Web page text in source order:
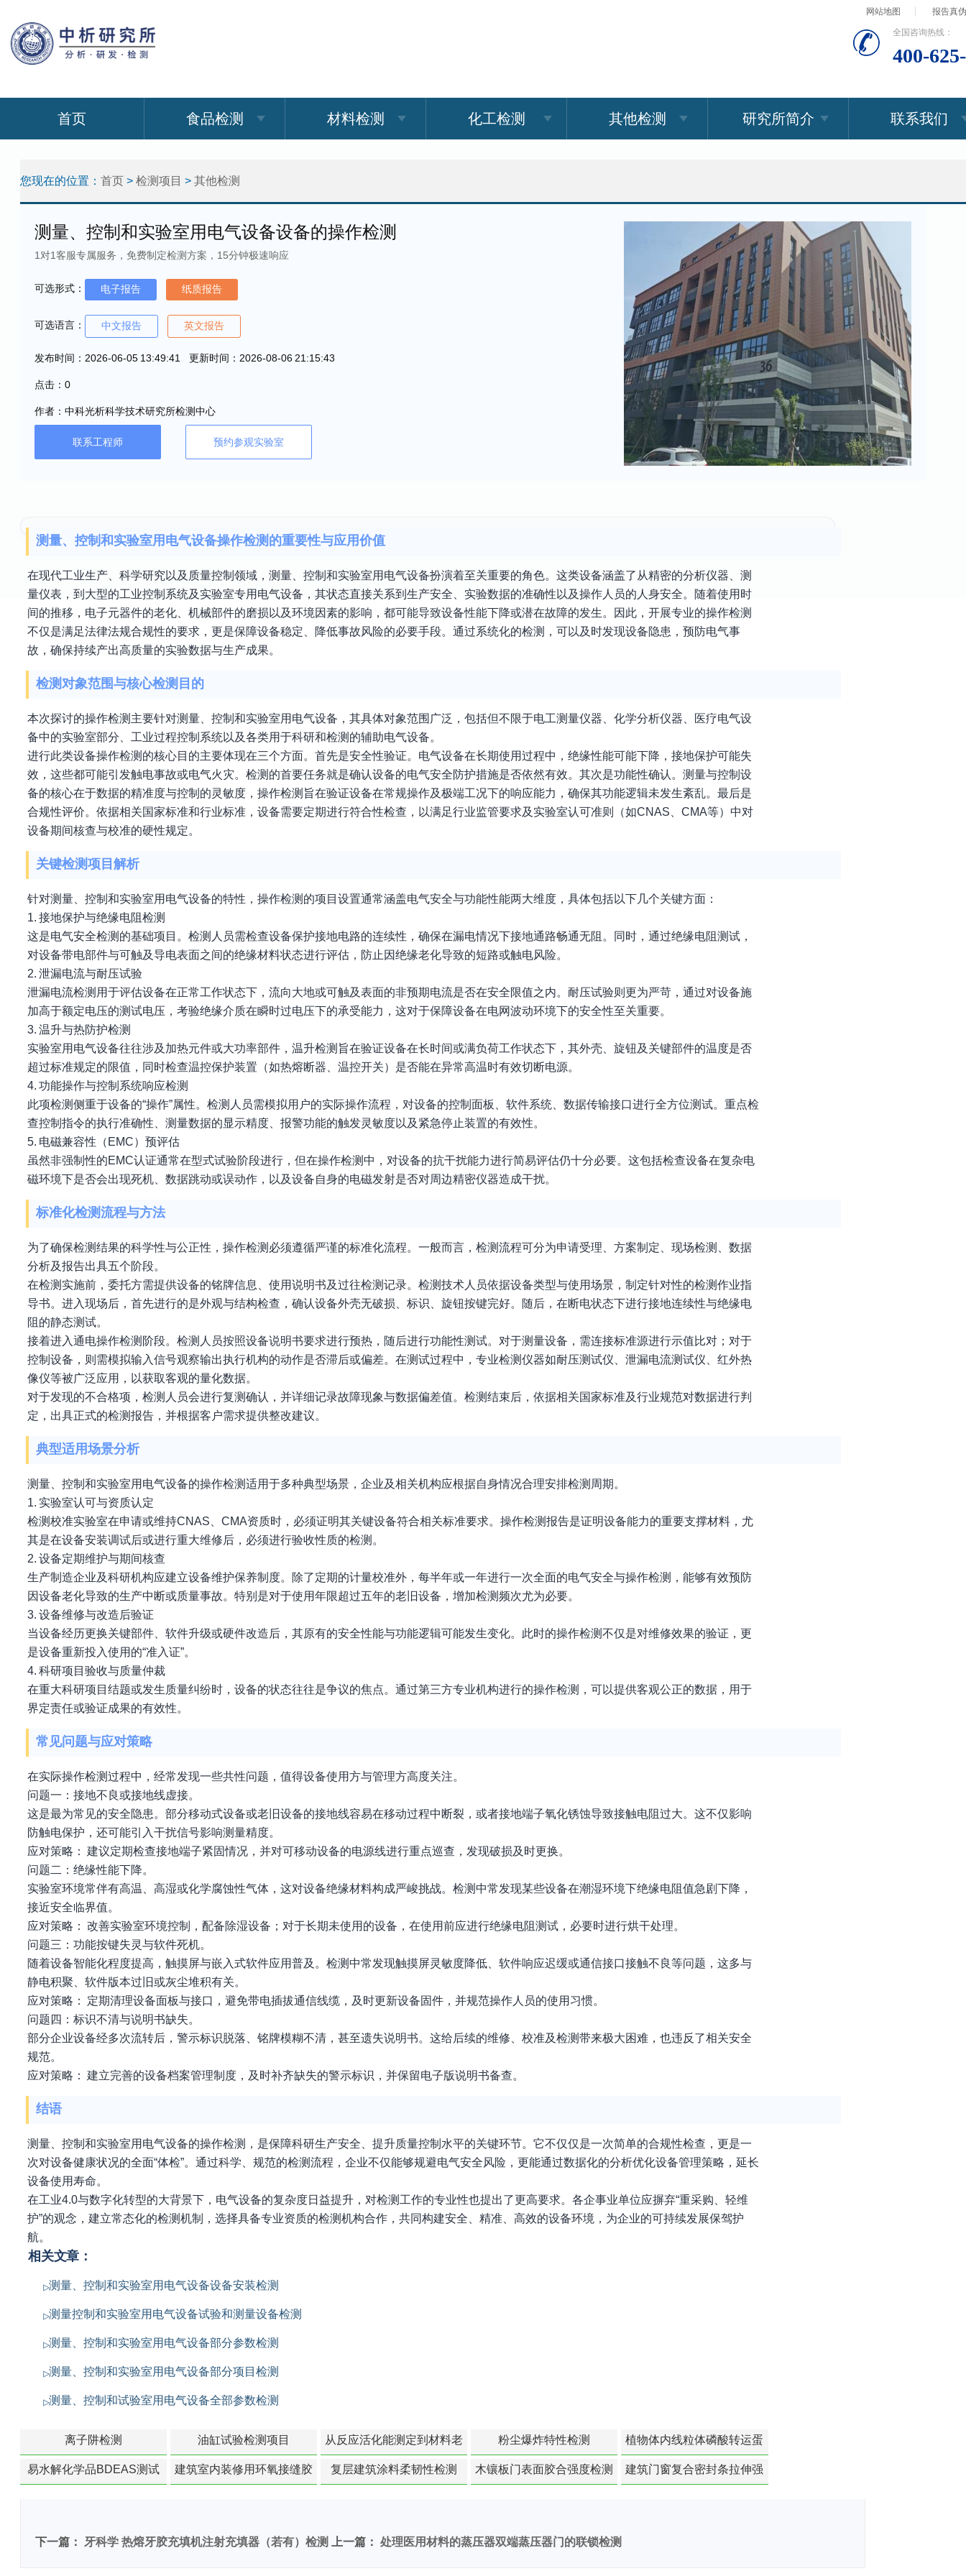
网站地图 报告真
全国咨询热线：
400-
首页 食品检测 材料检测 化工检测 其他检测 研究所简介 联系我们
您现在的位置： 首页 > 检测项目 > 其他检测
测量、控制和实验室用电气设备设备的操作检测
1对1客服专属服务，免费制定检测方案，15分钟极速响应
可选形式： 电子报告 纸质报告
可选语言： 中文报告 英文报告
发布时间：2026-06-05 13:49:41 更新时间：2026-08-06 21:15:43
点击：0
作者：中科光析科学技术研究所检测中心
联系工程师 预约参观实验室
测量、控制和实验室用电气设备操作检测的重要性与应用价值
在现代工业生产、科学研究以及质量控制领域，测量、控制和实验室用电气设备扮演着至关重要的角色。这类设备涵盖了从精密的分析仪器、测
量仪表，到大型的工业控制系统及实验室专用电气设备，其状态直接关系到生产安全、实验数据的准确性以及操作人员的人身安全。随着使用时
间的推移，电子元器件的老化、机械部件的磨损以及环境因素的影响，都可能导致设备性能下降或潜在故障的发生。因此，开展专业的操作检测
不仅是满足法律法规合规性的要求，更是保障设备稳定、降低事故风险的必要手段。通过系统化的检测，可以及时发现设备隐患，预防电气事
故，确保持续产出高质量的实验数据与生产成果。
检测对象范围与核心检测目的
本次探讨的操作检测主要针对测量、控制和实验室用电气设备，其具体对象范围广泛，包括但不限于电工测量仪器、化学分析仪器、医疗电气设
备中的实验室部分、工业过程控制系统以及各类用于科研和检测的辅助电气设备。
进行此类设备操作检测的核心目的主要体现在三个方面。首先是安全性验证。电气设备在长期使用过程中，绝缘性能可能下降，接地保护可能失
效，这些都可能引发触电事故或电气火灾。检测的首要任务就是确认设备的电气安全防护措施是否依然有效。其次是功能性确认。测量与控制设
备的核心在于数据的精准度与控制的灵敏度，操作检测旨在验证设备在常规操作及极端工况下的响应能力，确保其功能逻辑未发生紊乱。最后是
合规性评价。依据相关国家标准和行业标准，设备需要定期进行符合性检查，以满足行业监管要求及实验室认可准则（如CNAS、CMA等）中对
设备期间核查与校准的硬性规定。
关键检测项目解析
针对测量、控制和实验室用电气设备的特性，操作检测的项目设置通常涵盖电气安全与功能性能两大维度，具体包括以下几个关键方面：
1. 接地保护与绝缘电阻检测
这是电气安全检测的基础项目。检测人员需检查设备保护接地电路的连续性，确保在漏电情况下接地通路畅通无阻。同时，通过绝缘电阻测试，
对设备带电部件与可触及导电表面之间的绝缘材料状态进行评估，防止因绝缘老化导致的短路或触电风险。
2. 泄漏电流与耐压试验
泄漏电流检测用于评估设备在正常工作状态下，流向大地或可触及表面的非预期电流是否在安全限值之内。耐压试验则更为严苛，通过对设备施
加高于额定电压的测试电压，考验绝缘介质在瞬时过电压下的承受能力，这对于保障设备在电网波动环境下的安全性至关重要。
3. 温升与热防护检测
实验室用电气设备往往涉及加热元件或大功率部件，温升检测旨在验证设备在长时间或满负荷工作状态下，其外壳、旋钮及关键部件的温度是否
超过标准规定的限值，同时检查温控保护装置（如热熔断器、温控开关）是否能在异常高温时有效切断电源。
4. 功能操作与控制系统响应检测
此项检测侧重于设备的“操作”属性。检测人员需模拟用户的实际操作流程，对设备的控制面板、软件系统、数据传输接口进行全方位测试。重点检
查控制指令的执行准确性、测量数据的显示精度、报警功能的触发灵敏度以及紧急停止装置的有效性。
5. 电磁兼容性（EMC）预评估
虽然非强制性的EMC认证通常在型式试验阶段进行，但在操作检测中，对设备的抗干扰能力进行简易评估仍十分必要。这包括检查设备在复杂电
磁环境下是否会出现死机、数据跳动或误动作，以及设备自身的电磁发射是否对周边精密仪器造成干扰。
标准化检测流程与方法
为了确保检测结果的科学性与公正性，操作检测必须遵循严谨的标准化流程。一般而言，检测流程可分为申请受理、方案制定、现场检测、数据
分析及报告出具五个阶段。
在检测实施前，委托方需提供设备的铭牌信息、使用说明书及过往检测记录。检测技术人员依据设备类型与使用场景，制定针对性的检测作业指
导书。进入现场后，首先进行的是外观与结构检查，确认设备外壳无破损、标识、旋钮按键完好。随后，在断电状态下进行接地连续性与绝缘电
阻的静态测试。
接着进入通电操作检测阶段。检测人员按照设备说明书要求进行预热，随后进行功能性测试。对于测量设备，需连接标准源进行示值比对；对于
控制设备，则需模拟输入信号观察输出执行机构的动作是否滞后或偏差。在测试过程中，专业检测仪器如耐压测试仪、泄漏电流测试仪、红外热
像仪等被广泛应用，以获取客观的量化数据。
对于发现的不合格项，检测人员会进行复测确认，并详细记录故障现象与数据偏差值。检测结束后，依据相关国家标准及行业规范对数据进行判
定，出具正式的检测报告，并根据客户需求提供整改建议。
典型适用场景分析
测量、控制和实验室用电气设备的操作检测适用于多种典型场景，企业及相关机构应根据自身情况合理安排检测周期。
1. 实验室认可与资质认定
检测校准实验室在申请或维持CNAS、CMA资质时，必须证明其关键设备符合相关标准要求。操作检测报告是证明设备能力的重要支撑材料，尤
其是在设备安装调试后或进行重大维修后，必须进行验收性质的检测。
2. 设备定期维护与期间核查
生产制造企业及科研机构应建立设备维护保养制度。除了定期的计量校准外，每半年或一年进行一次全面的电气安全与操作检测，能够有效预防
因设备老化导致的生产中断或质量事故。特别是对于使用年限超过五年的老旧设备，增加检测频次尤为必要。
3. 设备维修与改造后验证
当设备经历更换关键部件、软件升级或硬件改造后，其原有的安全性能与功能逻辑可能发生变化。此时的操作检测不仅是对维修效果的验证，更
是设备重新投入使用的“准入证”。
4. 科研项目验收与质量仲裁
在重大科研项目结题或发生质量纠纷时，设备的状态往往是争议的焦点。通过第三方专业机构进行的操作检测，可以提供客观公正的数据，用于
界定责任或验证成果的有效性。
常见问题与应对策略
在实际操作检测过程中，经常发现一些共性问题，值得设备使用方与管理方高度关注。
问题一：接地不良或接地线虚接。
这是最为常见的安全隐患。部分移动式设备或老旧设备的接地线容易在移动过程中断裂，或者接地端子氧化锈蚀导致接触电阻过大。这不仅影响
防触电保护，还可能引入干扰信号影响测量精度。
应对策略： 建议定期检查接地端子紧固情况，并对可移动设备的电源线进行重点巡查，发现破损及时更换。
问题二：绝缘性能下降。
实验室环境常伴有高温、高湿或化学腐蚀性气体，这对设备绝缘材料构成严峻挑战。检测中常发现某些设备在潮湿环境下绝缘电阻值急剧下降，
接近安全临界值。
应对策略： 改善实验室环境控制，配备除湿设备；对于长期未使用的设备，在使用前应进行绝缘电阻测试，必要时进行烘干处理。
问题三：功能按键失灵与软件死机。
随着设备智能化程度提高，触摸屏与嵌入式软件应用普及。检测中常发现触摸屏灵敏度降低、软件响应迟缓或通信接口接触不良等问题，这多与
静电积聚、软件版本过旧或灰尘堆积有关。
应对策略： 定期清理设备面板与接口，避免带电插拔通信线缆，及时更新设备固件，并规范操作人员的使用习惯。
问题四：标识不清与说明书缺失。
部分企业设备经多次流转后，警示标识脱落、铭牌模糊不清，甚至遗失说明书。这给后续的维修、校准及检测带来极大困难，也违反了相关安全
规范。
应对策略： 建立完善的设备档案管理制度，及时补齐缺失的警示标识，并保留电子版说明书备查。
结语
测量、控制和实验室用电气设备的操作检测，是保障科研生产安全、提升质量控制水平的关键环节。它不仅仅是一次简单的合规性检查，更是一
次对设备健康状况的全面“体检”。通过科学、规范的检测流程，企业不仅能够规避电气安全风险，更能通过数据化的分析优化设备管理策略，延长
设备使用寿命。
在工业4.0与数字化转型的大背景下，电气设备的复杂度日益提升，对检测工作的专业性也提出了更高要求。各企事业单位应摒弃“重采购、轻维
护”的观念，建立常态化的检测机制，选择具备专业资质的检测机构合作，共同构建安全、精准、高效的设备环境，为企业的可持续发展保驾护
航。
相关文章：
测量、控制和实验室用电气设备设备安装检测
测量控制和实验室用电气设备试验和测量设备检测
测量、控制和实验室用电气设备部分参数检测
测量、控制和实验室用电气设备部分项目检测
测量、控制和试验室用电气设备全部参数检测
离子阱检测 油缸试验检测项目
从反应活化能测定到材料老
化寿命预测的经典模型
粉尘爆炸特性检测
植物体内线粒体磷酸转运蛋
白活性检测
易水解化学品BDEAS测试
建筑室内装修用环氧接缝胶
复层建筑涂料柔韧性检测 木镶板门表面胶合强度检测
建筑门窗复合密封条拉伸强
下一篇： 牙科学 热熔牙胶充填机注射充填器（若有）检测 上一篇： 处理医用材料的蒸压器双端蒸压器门的联锁检测